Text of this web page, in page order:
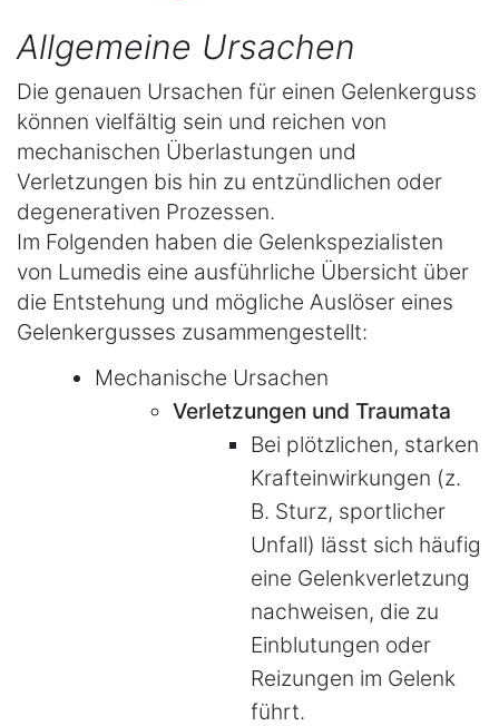
Allgemeine Ursachen
Die genauen Ursachen für einen Gelenkerguss
können vielfältig sein und reichen von
mechanischen Überlastungen und
Verletzungen bis hin zu entzündlichen oder
degenerativen Prozessen.
Im Folgenden haben die Gelenkspezialisten
von Lumedis eine ausführliche Übersicht über
die Entstehung und mögliche Auslöser eines
Gelenkergusses zusammengestellt:
Mechanische Ursachen
Verletzungen und Traumata
Bei plötzlichen, starken
Krafteinwirkungen (z.
B. Sturz, sportlicher
Unfall) lässt sich häufig
eine Gelenkverletzung
nachweisen, die zu
Einblutungen oder
Reizungen im Gelenk
führt.